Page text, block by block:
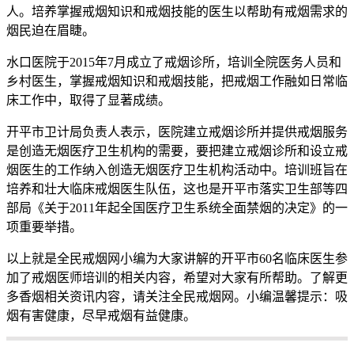
人。培养掌握戒烟知识和戒烟技能的医生以帮助有戒烟需求的
烟民迫在眉睫。
水口医院于2015年7月成立了戒烟诊所，培训全院医务人员和
乡村医生，掌握戒烟知识和戒烟技能，把戒烟工作融如日常临
床工作中，取得了显著成绩。
开平市卫计局负责人表示，医院建立戒烟诊所并提供戒烟服务
是创造无烟医疗卫生机构的需要，要把建立戒烟诊所和设立戒
烟医生的工作纳入创造无烟医疗卫生机构活动中。培训班旨在
培养和壮大临床戒烟医生队伍，这也是开平市落实卫生部等四
部局《关于2011年起全国医疗卫生系统全面禁烟的决定》的一
项重要举措。
以上就是全民戒烟网小编为大家讲解的开平市60名临床医生参
加了戒烟医师培训的相关内容，希望对大家有所帮助。了解更
多香烟相关资讯内容，请关注全民戒烟网。小编温馨提示：吸
烟有害健康，尽早戒烟有益健康。